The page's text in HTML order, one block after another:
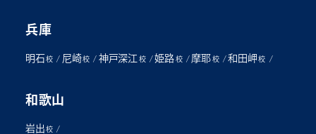
兵庫
明石 校 / 尼崎 校 / 神戸深江 校/姫路 校/ 摩耶 校/和田岬 校 /
和歌山
岩出 校 /